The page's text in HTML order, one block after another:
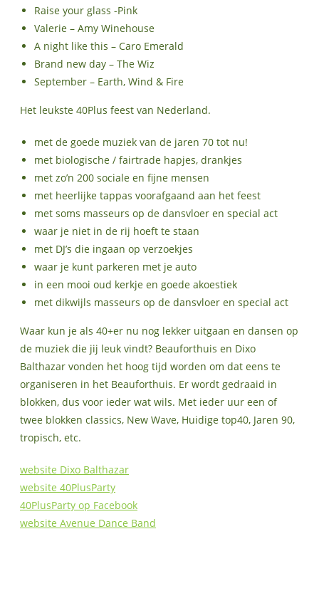
Raise your glass -Pink
Valerie – Amy Winehouse
A night like this – Caro Emerald
Brand new day – The Wiz
September – Earth, Wind & Fire
Het leukste 40Plus feest van Nederland.
met de goede muziek van de jaren 70 tot nu!
met biologische / fairtrade hapjes, drankjes
met zo’n 200 sociale en fijne mensen
met heerlijke tappas voorafgaand aan het feest
met soms masseurs op de dansvloer en special act
waar je niet in de rij hoeft te staan
met DJ’s die ingaan op verzoekjes
waar je kunt parkeren met je auto
in een mooi oud kerkje en goede akoestiek
met dikwijls masseurs op de dansvloer en special act
Waar kun je als 40+er nu nog lekker uitgaan en dansen op
de muziek die jij leuk vindt? Beauforthuis en Dixo
Balthazar vonden het hoog tijd worden om dat eens te
organiseren in het Beauforthuis. Er wordt gedraaid in
blokken, dus voor ieder wat wils. Met ieder uur een of
twee blokken classics, New Wave, Huidige top40, Jaren 90,
tropisch, etc.
website Dixo Balthazar
website 40PlusParty
40PlusParty op Facebook
website Avenue Dance Band